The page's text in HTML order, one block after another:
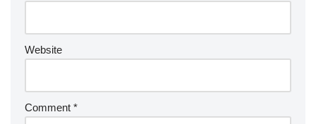
Website
Comment *